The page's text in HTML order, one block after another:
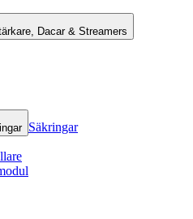
Dacar & Streamers
Säkringar